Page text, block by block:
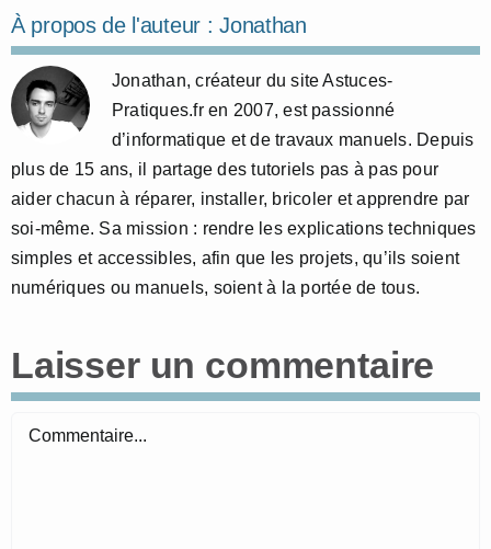
À propos de l'auteur :Jonathan
Jonathan, créateur du site Astuces-
Pratiques.fr en 2007, est passionné
d’informatique et de travaux manuels. Depuis
plus de 15 ans, il partage des tutoriels pas à pas pour
aider chacun à réparer, installer, bricoler et apprendre par
soi-même. Sa mission : rendre les explications techniques
simples et accessibles, afin que les projets, qu’ils soient
numériques ou manuels, soient à la portée de tous.
Laisser un commentaire
Commentaire